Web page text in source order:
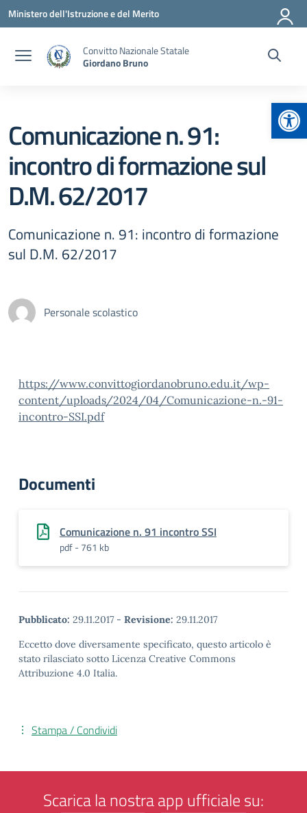
Vai ai contenuti
Vai al menu di navigazione
Vai al footer
Ministero dell'Istruzione e del Merito
Convitto Nazionale Statale
Giordano Bruno
Comunicazione n. 91:
incontro di formazione sul
D.M. 62/2017
Comunicazione n. 91: incontro di formazione
sul D.M. 62/2017
Personale scolastico
https://www.convittogiordanobruno.edu.it/wp-
content/uploads/2024/04/Comunicazione-n.-91-
incontro-SSI.pdf
Documenti
Comunicazione n. 91 incontro SSI
pdf - 761 kb
Pubblicato: 29.11.2017 - Revisione: 29.11.2017
Eccetto dove diversamente specificato, questo articolo è
stato rilasciato sotto Licenza Creative Commons
Attribuzione 4.0 Italia.
Stampa / Condividi
Scarica la nostra app ufficiale su: